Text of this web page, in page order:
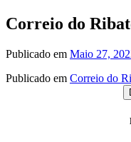
Correio do
Publicado em Maio 27,
Publicado em Correio do